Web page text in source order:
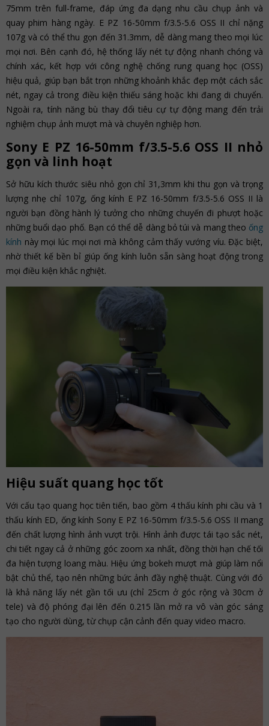
75mm trên full-frame, đáp ứng đa dạng nhu cầu chụp ảnh và
quay phim hàng ngày. E PZ 16-50mm f/3.5-5.6 OSS II chỉ nặng
107g và có thể thu gọn đến 31.3mm, dễ dàng mang theo mọi lúc
mọi nơi. Bên cạnh đó, hệ thống lấy nét tự động nhanh chóng và
chính xác, kết hợp với công nghệ chống rung quang học (OSS)
hiệu quả, giúp bạn bắt trọn những khoảnh khắc đẹp một cách sắc
nét, ngay cả trong điều kiện thiếu sáng hoặc khi đang di chuyển.
Ngoài ra, tính năng bù thay đổi tiêu cự tự động mang đến trải
nghiệm chụp ảnh mượt mà và chuyên nghiệp hơn.
Sony E PZ 16-50mm f/3.5-5.6 OSS II nhỏ
gọn và linh hoạt
Sở hữu kích thước siêu nhỏ gọn chỉ 31,3mm khi thu gọn và trọng
lượng nhẹ chỉ 107g, ống kính E PZ 16-50mm f/3.5-5.6 OSS II là
người bạn đồng hành lý tưởng cho những chuyến đi phượt hoặc
những buổi dạo phố. Bạn có thể dễ dàng bỏ túi và mang theo ống
kính này mọi lúc mọi nơi mà không cảm thấy vướng víu. Đặc biệt,
nhờ thiết kế bền bỉ giúp ống kính luôn sẵn sàng hoạt động trong
mọi điều kiện khắc nghiệt.
Hiệu suất quang học tốt
Với cấu tạo quang học tiên tiến, bao gồm 4 thấu kính phi cầu và 1
thấu kính ED, ống kính Sony E PZ 16-50mm f/3.5-5.6 OSS II mang
đến chất lượng hình ảnh vượt trội. Hình ảnh được tái tạo sắc nét,
chi tiết ngay cả ở những góc zoom xa nhất, đồng thời hạn chế tối
đa hiện tượng loang màu. Hiệu ứng bokeh mượt mà giúp làm nổi
bật chủ thể, tạo nên những bức ảnh đầy nghệ thuật. Cùng với đó
là khả năng lấy nét gần tối ưu (chỉ 25cm ở góc rộng và 30cm ở
tele) và độ phóng đại lên đến 0.215 lần mở ra vô vàn góc sáng
tạo cho người dùng, từ chụp cận cảnh đến quay video macro.